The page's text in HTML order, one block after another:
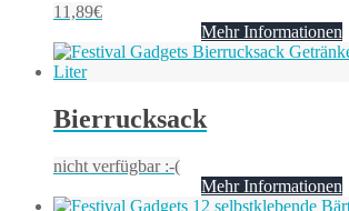
11,89€
Mehr Informationen
Bierrucksack
nicht verfügbar :-(
Mehr Informationen